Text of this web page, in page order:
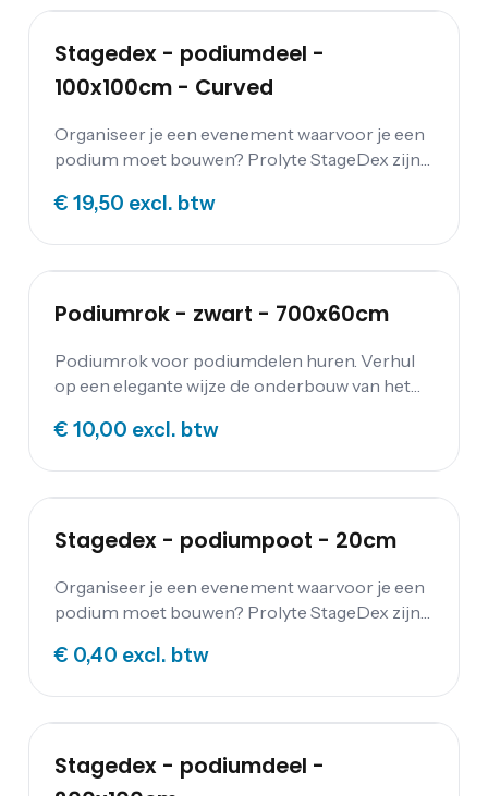
Stagedex - podiumdeel -
100x100cm - Curved
Organiseer je een evenement waarvoor je een
podium moet bouwen? Prolyte StageDex zijn
en verhoogde vloeren. Huur je podium bij
€ 19,50 excl. btw
Podiumrok - zwart - 700x60cm
Podiumrok voor podiumdelen huren. Verhul
op een elegante wijze de onderbouw van het
€ 10,00 excl. btw
Stagedex - podiumpoot - 20cm
Organiseer je een evenement waarvoor je een
podium moet bouwen? Prolyte StageDex zijn
en verhoogde vloeren. Huur je podium bij
€ 0,40 excl. btw
Stagedex - podiumdeel -